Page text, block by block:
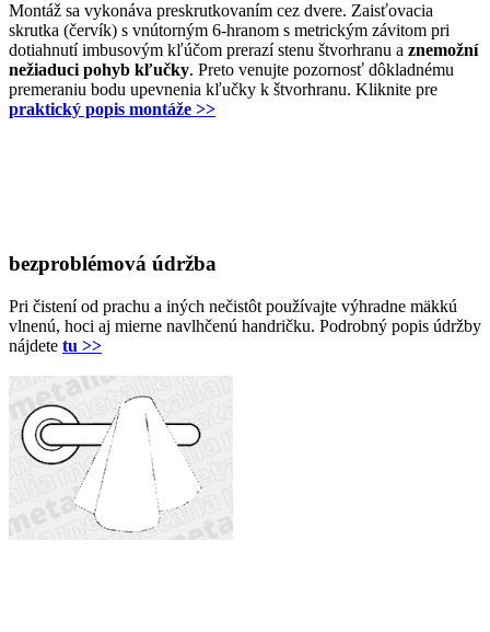
Montáž sa vykonáva preskrutkovaním cez dvere. Zaisťovacia
skrutka (červík) s vnútorným 6-hranom s metrickým závitom pri
dotiahnutí imbusovým kľúčom prerazí stenu štvorhranu a znemožní
nežiaduci pohyb kľučky. Preto venujte pozornosť dôkladnému
premeraniu bodu upevnenia kľučky k štvorhranu. Kliknite pre
praktický popis montáže >>
bezproblémová údržba
Pri čistení od prachu a iných nečistôt používajte výhradne mäkkú
vlnenú, hoci aj mierne navlhčenú handričku. Podrobný popis údržby
nájdete tu >>